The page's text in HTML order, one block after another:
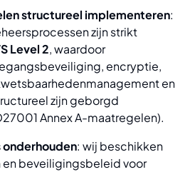
structureel implementeren:
zijn strikt
Level 2, waardoor
encryptie,
en
zijn geborgd
Annex A-maatregelen).
: wij beschikken
en beveiligingsbeleid voor